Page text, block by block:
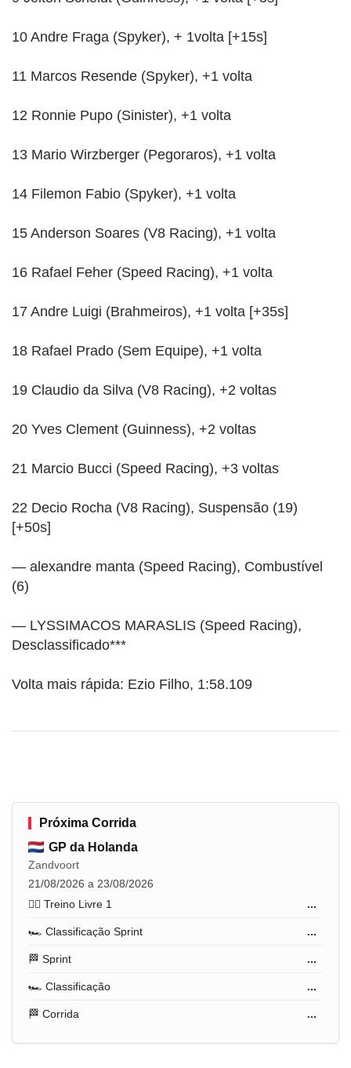
10 Andre Fraga (Spyker), + 1volta [+15s]
11 Marcos Resende (Spyker), +1 volta
12 Ronnie Pupo (Sinister), +1 volta
13 Mario Wirzberger (Pegoraros), +1 volta
14 Filemon Fabio (Spyker), +1 volta
15 Anderson Soares (V8 Racing), +1 volta
16 Rafael Feher (Speed Racing), +1 volta
17 Andre Luigi (Brahmeiros), +1 volta [+35s]
18 Rafael Prado (Sem Equipe), +1 volta
19 Claudio da Silva (V8 Racing), +2 voltas
20 Yves Clement (Guinness), +2 voltas
21 Marcio Bucci (Speed Racing), +3 voltas
22 Decio Rocha (V8 Racing), Suspensão (19)
[+50s]
— alexandre manta (Speed Racing), Combustível
(6)
— LYSSIMACOS MARASLIS (Speed Racing),
Desclassificado***
Volta mais rápida: Ezio Filho, 1:58.109
Próxima Corrida
GP da Holanda
Zandvoort
21/08/2026 a 23/08/2026
🏋️‍♂️ Treino Livre 1
...
🏎️ Classificação Sprint ...
🏁 Sprint ...
🏎️ Classificação ...
🏁 Corrida ...